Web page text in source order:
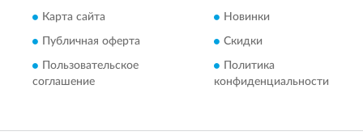
Карта сайта
Публичная оферта
Пользовательское
соглашение
Новинки
Скидки
Политика
конфиденциальности